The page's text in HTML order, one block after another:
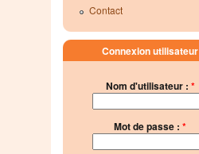
Contact
Connexion utilisateur
Nom d'utilisateur : *
Mot de passe :*